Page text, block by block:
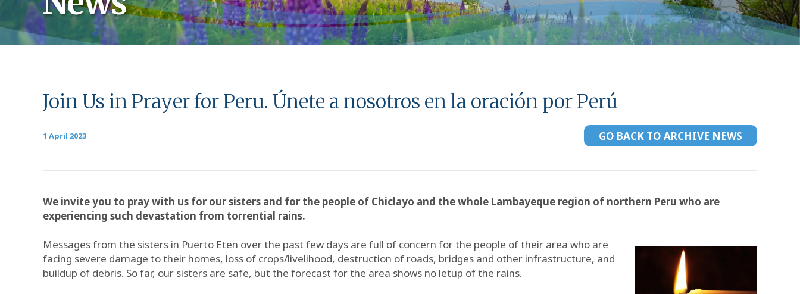
Join Us in Prayer for Peru. Únete a nosotros en la oración por Perú
1 April 2023 GO BACK TO ARCHIVE NEWS
We invite you to pray with us for our sisters and for the people of Chiclayo and the whole Lambayeque region of northern Peru who are
experiencing such devastation from torrential rains.
Messages from the sisters in Puerto Eten over the past few days are full of concern for the people of their area who are
facing severe damage to their homes, loss of crops/livelihood, destruction of roads, bridges and other infrastructure, and
buildup of debris. So far, our sisters are safe, but the forecast for the area shows no letup of the rains.